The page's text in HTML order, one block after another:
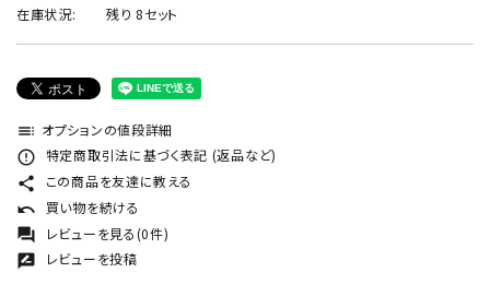
在庫状況: 残り 8セット
toc オプションの値段詳細
error_outline 特定商取引法に基づく表記 (返品など)
share この商品を友達に教える
undo 買い物を続ける
forum レビューを見る(0件)
rate_review レビューを投稿